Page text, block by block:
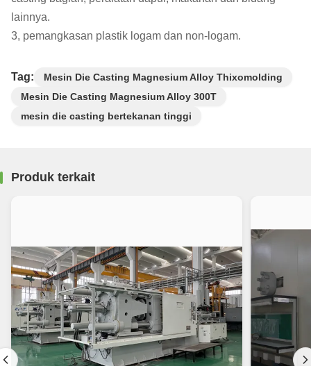
lainnya.
3, pemangkasan plastik logam dan non-logam.
Tag:
Mesin Die Casting Magnesium Alloy Thixomolding
Mesin Die Casting Magnesium Alloy 300T
mesin die casting bertekanan tinggi
Produk terkait